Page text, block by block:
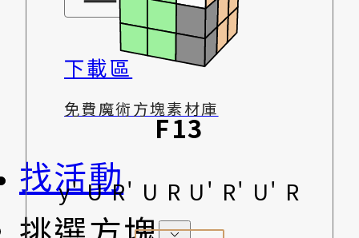
下載區
免費魔術方塊素材庫
找活動
F13
y' U R' U R U' R' U' R